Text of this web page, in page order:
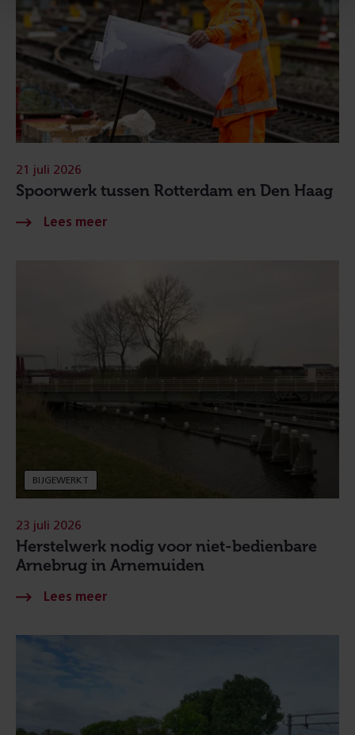
Spoorwerk tussen Rotterdam en Den Haag
21 juli 2026
BIJGEWERKT
Herstelwerk nodig voor niet-bedienbare
Arnebrug in Arnemuiden
23 juli 2026